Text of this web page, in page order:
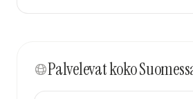
Palvelevat koko